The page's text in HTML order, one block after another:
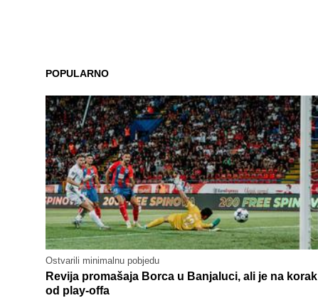
POPULARNO
Ostvarili minimalnu pobjedu
Revija promašaja Borca u Banjaluci, ali je na korak
od play-offa